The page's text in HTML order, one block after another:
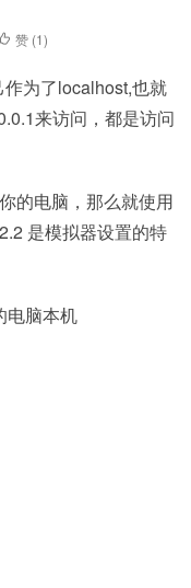
赞 (1)
为了localhost,也就
来访问，都是访问
的电脑，那么就使用
是模拟器设置的特
电脑本机